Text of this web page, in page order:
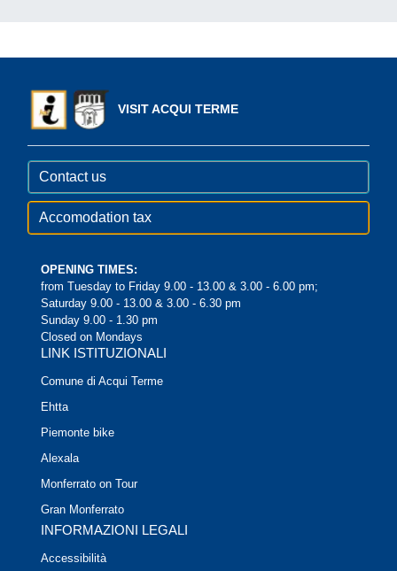
VISIT ACQUI TERME
Contact us
Accomodation tax
OPENING TIMES:
from Tuesday to Friday 9.00 - 13.00 & 3.00 - 6.00 pm;
Saturday 9.00 - 13.00 & 3.00 - 6.30 pm
Sunday 9.00 - 1.30 pm
Closed on Mondays
LINK ISTITUZIONALI
Comune di Acqui Terme
Ehtta
Piemonte bike
Alexala
Monferrato on Tour
Gran Monferrato
INFORMAZIONI LEGALI
Accessibilità